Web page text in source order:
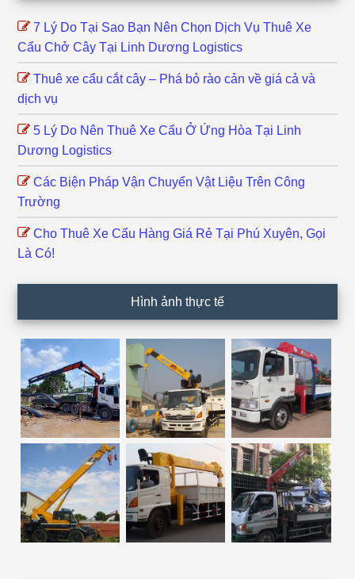
7 Lý Do Tại Sao Bạn Nên Chọn Dịch Vụ Thuê Xe
Cẩu Chở Cây Tại Linh Dương Logistics
Thuê xe cẩu cắt cây – Phá bỏ rào cản về giá cả và
dịch vụ
5 Lý Do Nên Thuê Xe Cẩu Ở Ứng Hòa Tại Linh
Dương Logistics
Các Biện Pháp Vận Chuyển Vật Liệu Trên Công
Trường
Cho Thuê Xe Cẩu Hàng Giá Rẻ Tại Phú Xuyên, Gọi
Là Có!
Hình ảnh thực tế